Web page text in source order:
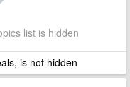
list is hidden
is not hidden